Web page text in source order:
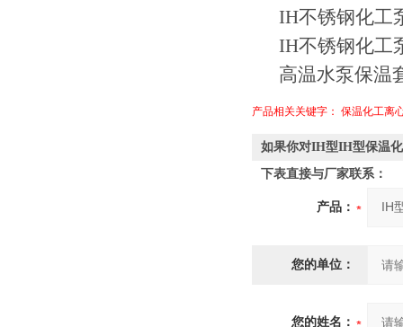
IH不锈钢化工
IH不锈钢化工
高温水泵保温
产品相关关键字： 保温化工离
如果你对IH型IH型保温
下表直接与厂家联系：
产品：
您的单位：
您的姓名：